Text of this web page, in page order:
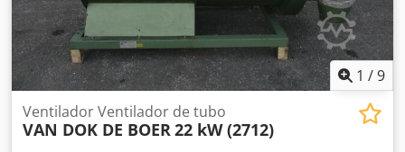
1 /9
Ventilador Ventilador de tubo
VAN DOK DE BOER22 kW (2712)